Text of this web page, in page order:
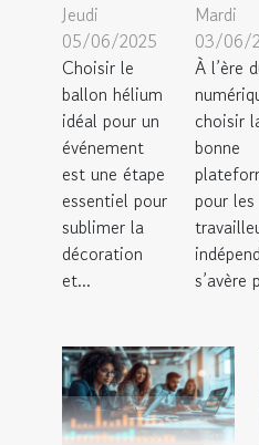
Jeudi
05/06/2025
Choisir le
ballon hélium
idéal pour un
événement
est une étape
essentiel pour
sublimer la
décoration
et...
Mardi
03/06/
À l’ère
choisir
bonne
pour les
s’avère